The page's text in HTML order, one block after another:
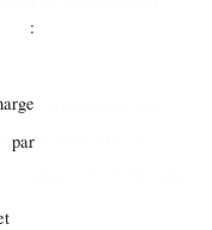
par
d-armor/quintin-
effectue-les-
coulee-6513166.php